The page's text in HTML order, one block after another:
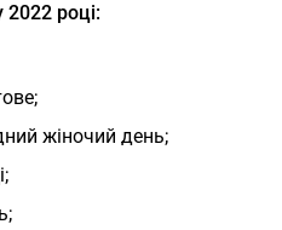
2022 році:
жіночий день;